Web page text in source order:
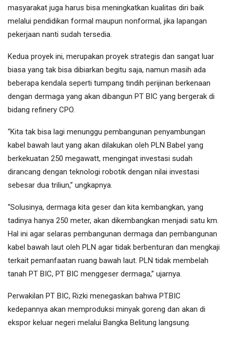
masyarakat juga harus bisa meningkatkan kualitas diri baik
melalui pendidikan formal maupun nonformal, jika lapangan
pekerjaan nanti sudah tersedia.
Kedua proyek ini, merupakan proyek strategis dan sangat luar
biasa yang tak bisa dibiarkan begitu saja, namun masih ada
beberapa kendala seperti tumpang tindih perijinan berkenaan
dengan dermaga yang akan dibangun PT BIC yang bergerak di
bidang refinery CPO.
“Kita tak bisa lagi menunggu pembangunan penyambungan
kabel bawah laut yang akan dilakukan oleh PLN Babel yang
berkekuatan 250 megawatt, mengingat investasi sudah
dirancang dengan teknologi robotik dengan nilai investasi
sebesar dua triliun,” ungkapnya.
“Solusinya, dermaga kita geser dan kita kembangkan, yang
tadinya hanya 250 meter, akan dikembangkan menjadi satu km.
Hal ini agar selaras pembangunan dermaga dan pembangunan
kabel bawah laut oleh PLN agar tidak berbenturan dan mengkaji
terkait pemanfaatan ruang bawah laut. PLN tidak membelah
tanah PT BIC, PT BIC menggeser dermaga,” ujarnya.
Perwakilan PT BIC, Rizki menegaskan bahwa PT.BIC
kedepannya akan memproduksi minyak goreng dan akan di
ekspor keluar negeri melalui Bangka Belitung langsung.